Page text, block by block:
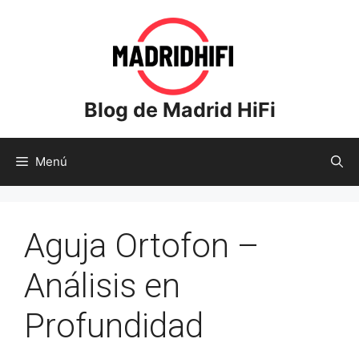
Blog de Madrid HiFi
Menú
Aguja Ortofon –
Análisis en
Profundidad